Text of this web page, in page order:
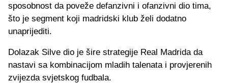
sposobnost da poveže defanzivni i ofanzivni dio tima,
što je segment koji madridski klub želi dodatno
unaprijediti.
Dolazak Silve dio je šire strategije Real Madrida da
nastavi sa kombinacijom mladih talenata i provjerenih
zvijezda svjetskog fudbala.